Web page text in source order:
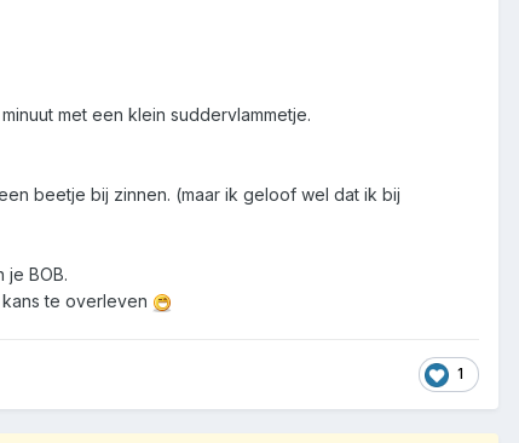
met een klein suddervlammetje.
beetje bij zinnen. (maar ik geloof wel dat ik bij
BOB.
te overleven
1